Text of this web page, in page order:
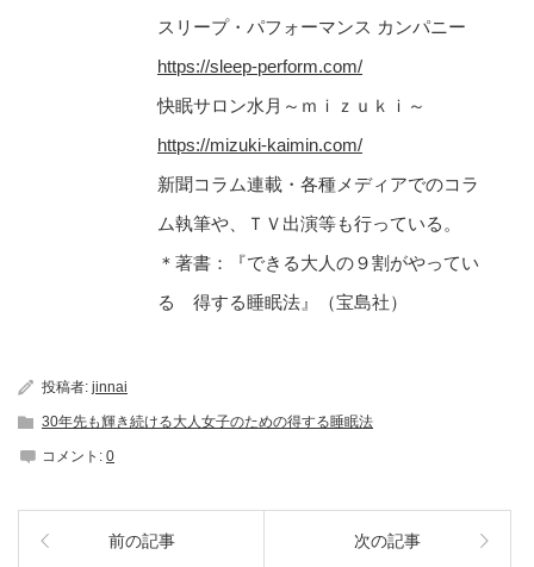
スリープ・パフォーマンス カンパニー
https://sleep-perform.com/
快眠サロン水月～ｍｉｚｕｋｉ～
https://mizuki-kaimin.com/
新聞コラム連載・各種メディアでのコラ
ム執筆や、ＴＶ出演等も行っている。
＊著書：『できる大人の９割がやってい
る 得する睡眠法』（宝島社）
投稿者: jinnai
30年先も輝き続ける大人女子のための得する睡眠法
コメント: 0
前の記事 次の記事